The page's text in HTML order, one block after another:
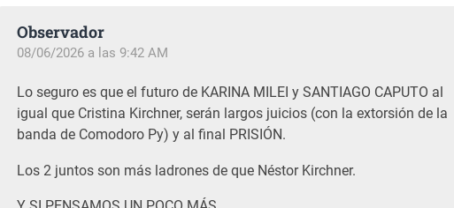
Observador
08/06/2026 a las 9:42 AM
Lo seguro es que el futuro de KARINA MILEI y SANTIAGO CAPUTO al
igual que Cristina Kirchner, serán largos juicios (con la extorsión de la
banda de Comodoro Py) y al final PRISIÓN.
Los 2 juntos son más ladrones de que Néstor Kirchner.